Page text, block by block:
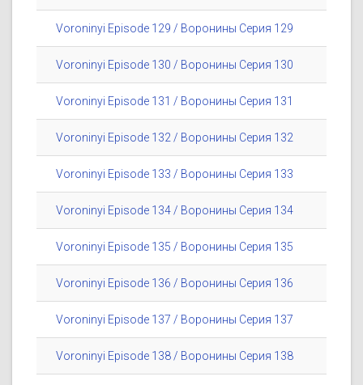
Voroninyi Episode 129 / Воронины Серия 129
Voroninyi Episode 130 / Воронины Серия 130
Voroninyi Episode 131 / Воронины Серия 131
Voroninyi Episode 132 / Воронины Серия 132
Voroninyi Episode 133 / Воронины Серия 133
Voroninyi Episode 134 / Воронины Серия 134
Voroninyi Episode 135 / Воронины Серия 135
Voroninyi Episode 136 / Воронины Серия 136
Voroninyi Episode 137 / Воронины Серия 137
Voroninyi Episode 138 / Воронины Серия 138